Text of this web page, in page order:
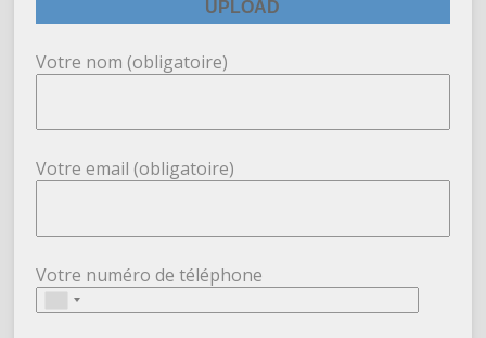
Votre nom (obligatoire)
Votre email (obligatoire)
Votre numéro de téléphone